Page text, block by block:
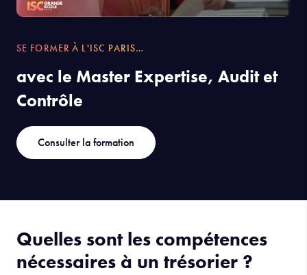
SE FORMER À L'ISC PARIS…
avec le Master Expertise, Audit et
Contrôle
Consulter la formation
Quelles sont les compétences
nécessaires à un trésorier ?